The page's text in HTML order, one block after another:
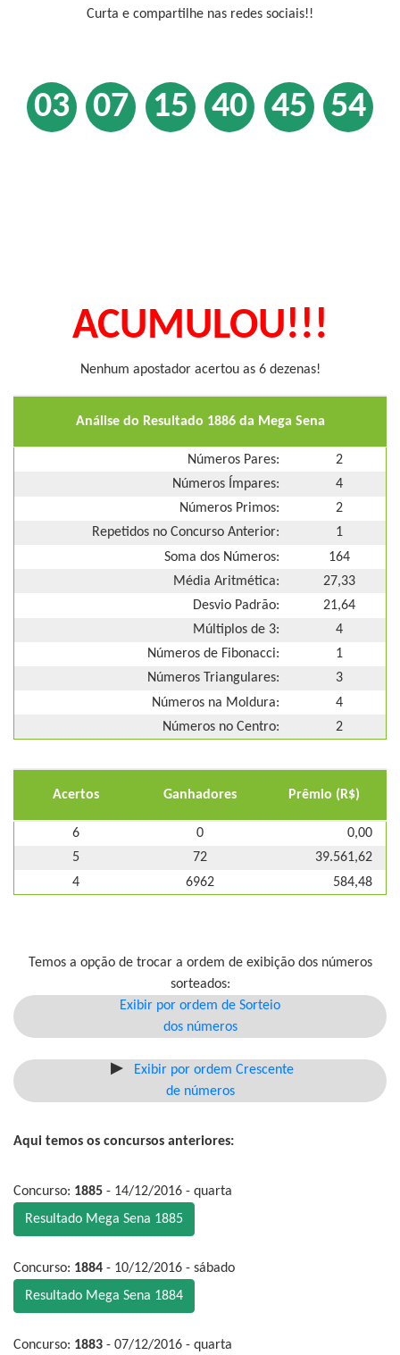
Curta e compartilhe nas redes sociais!!
03 07 15 40 45 54
ACUMULOU!!!
Nenhum apostador acertou as 6 dezenas!
Análise do Resultado 1886 da Mega Sena
Números Pares:
2
Números Ímpares:
4
Números Primos:
2
Repetidos no Concurso Anterior:
1
Soma dos Números:
164
Média Aritmética:
27,33
Desvio Padrão:
21,64
Múltiplos de 3:
4
Números de Fibonacci:
1
Números Triangulares:
3
Números na Moldura:
4
Números no Centro:
2
Acertos Ganhadores Prêmio (R$)
6 0
0,00
5
72
39.561,62
4
6962 584,48
Temos a opção de trocar a ordem de exibição dos números
sorteados:
Exibir por ordem de Sorteio
dos números
Exibir por ordem Crescente
de números
Aqui temos os concursos anteriores:
Concurso: 1885 - 14/12/2016 - quarta
Resultado Mega Sena 1885
Concurso: 1884 - 10/12/2016 - sábado
Resultado Mega Sena 1884
Concurso: 1883 - 07/12/2016 - quarta